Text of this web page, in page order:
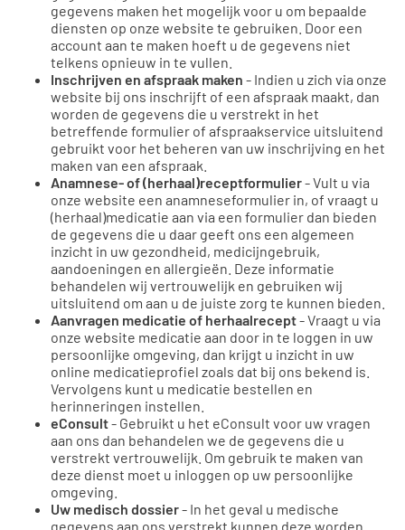
gegevens maken het mogelijk voor u om bepaalde
diensten op onze website te gebruiken. Door een
account aan te maken hoeft u de gegevens niet
telkens opnieuw in te vullen.
Inschrijven en afspraak maken - Indien u zich via onze
website bij ons inschrijft of een afspraak maakt, dan
worden de gegevens die u verstrekt in het
betreffende formulier of afspraakservice uitsluitend
gebruikt voor het beheren van uw inschrijving en het
maken van een afspraak.
Anamnese- of (herhaal)receptformulier- Vult u via
onze website een anamneseformulier in, of vraagt u
(herhaal)medicatie aan via een formulier dan bieden
de gegevens die u daar geeft ons een algemeen
inzicht in uw gezondheid, medicijngebruik,
aandoeningen en allergieën. Deze informatie
behandelen wij vertrouwelijk en gebruiken wij
uitsluitend om aan u de juiste zorg te kunnen bieden.
Aanvragen medicatie of herhaalrecept- Vraagt u via
onze website medicatie aan door in te loggen in uw
persoonlijke omgeving, dan krijgt u inzicht in uw
online medicatieprofiel zoals dat bij ons bekend is.
Vervolgens kunt u medicatie bestellen en
herinneringen instellen.
eConsult- Gebruikt u het eConsult voor uw vragen
aan ons dan behandelen we de gegevens die u
verstrekt vertrouwelijk. Om gebruik te maken van
deze dienst moet u inloggen op uw persoonlijke
omgeving.
Uw medisch dossier- In het geval u medische
gegevens aan ons verstrekt kunnen deze worden